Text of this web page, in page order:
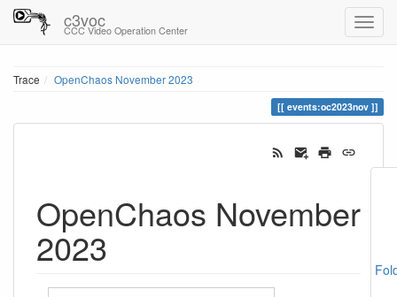
c3voc
CCC Video Operation Center
Trace OpenChaos November 2023
events:oc2023nov
OpenChaos November
2023